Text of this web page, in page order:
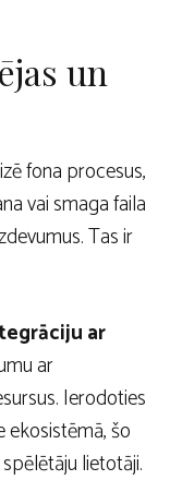
un
fona procesus,
vai smaga faila
Tas ir
ar
ar
Ierodoties
šo
lietotāji.